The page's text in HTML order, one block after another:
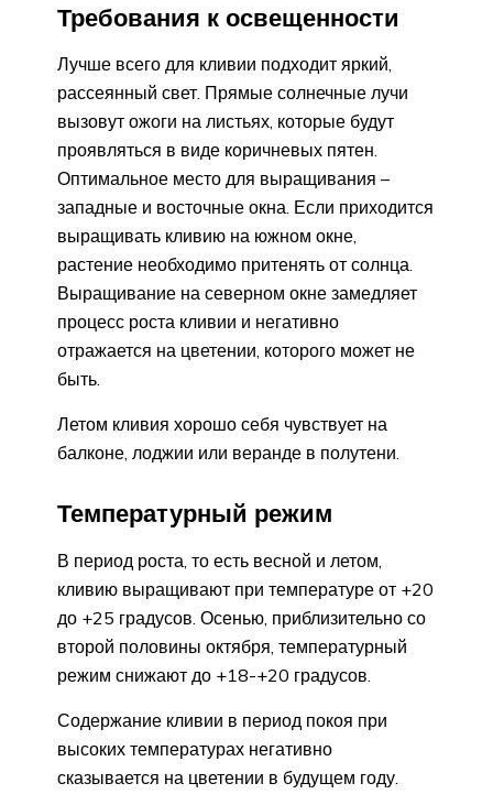
Требования к освещенности
Лучше всего для кливии подходит яркий,
рассеянный свет. Прямые солнечные лучи
вызовут ожоги на листьях, которые будут
проявляться в виде коричневых пятен.
Оптимальное место для выращивания –
западные и восточные окна. Если приходится
выращивать кливию на южном окне,
растение необходимо притенять от солнца.
Выращивание на северном окне замедляет
процесс роста кливии и негативно
отражается на цветении, которого может не
быть.
Летом кливия хорошо себя чувствует на
балконе, лоджии или веранде в полутени.
Температурный режим
В период роста, то есть весной и летом,
кливию выращивают при температуре от +20
до +25 градусов. Осенью, приблизительно со
второй половины октября, температурный
режим снижают до +18-+20 градусов.
Содержание кливии в период покоя при
высоких температурах негативно
сказывается на цветении в будущем году.